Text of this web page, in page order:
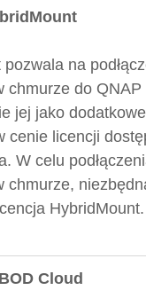
na
chmurze do QNAP
jej jako
cenie licencji
W celu
chmurze,
HybridMount.
Cloud